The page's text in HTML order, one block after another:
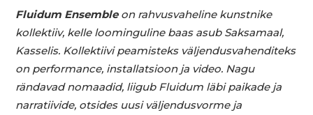
Fluidum Ensembleon rahvusvaheline kunstnike
kollektiiv, kelle loominguline baas asub Saksamaal,
Kasselis. Kollektiivi peamisteks väljendusvahenditeks
on performance, installatsioon ja video. Nagu
rändavad nomaadid, liigub Fluidum läbi paikade ja
narratiivide, otsides uusi väljendusvorme ja